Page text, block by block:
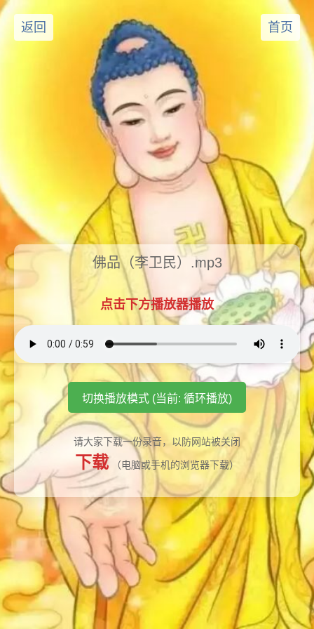
返回 首页
佛品（李卫民）.mp3
点击下方播放器播放
切换播放模式 (当前: 循环播放)
请大家下载一份录音，以防网站被关闭
下载 （电脑或手机的浏览器下载）